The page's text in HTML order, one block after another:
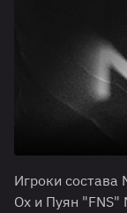
Игроки состава
Ох и Пуян "FNS"